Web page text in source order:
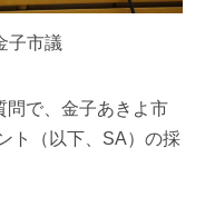
子市議
で、金子あきよ市
ト（以下、SA）の採